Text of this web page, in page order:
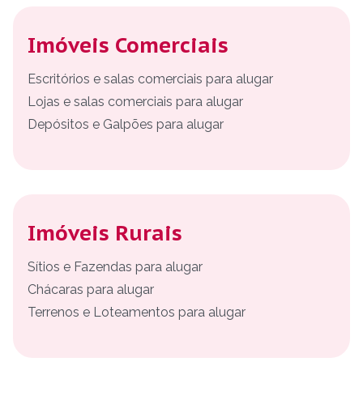
Imóveis Comerciais
Escritórios e salas comerciais para alugar
Lojas e salas comerciais para alugar
Depósitos e Galpões para alugar
Imóveis Rurais
Sítios e Fazendas para alugar
Chácaras para alugar
Terrenos e Loteamentos para alugar